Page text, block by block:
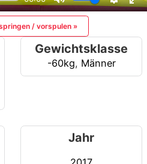
/ vorspulen »
Gewichtsklasse
-60kg, Männer
Jahr